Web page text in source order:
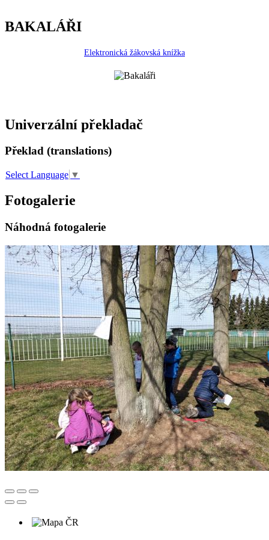
BAKALÁŘI
Elektronická žákovská knížka
Univerzální překladač
Překlad (translations)
Select Language ▼
Fotogalerie
Náhodná fotogalerie